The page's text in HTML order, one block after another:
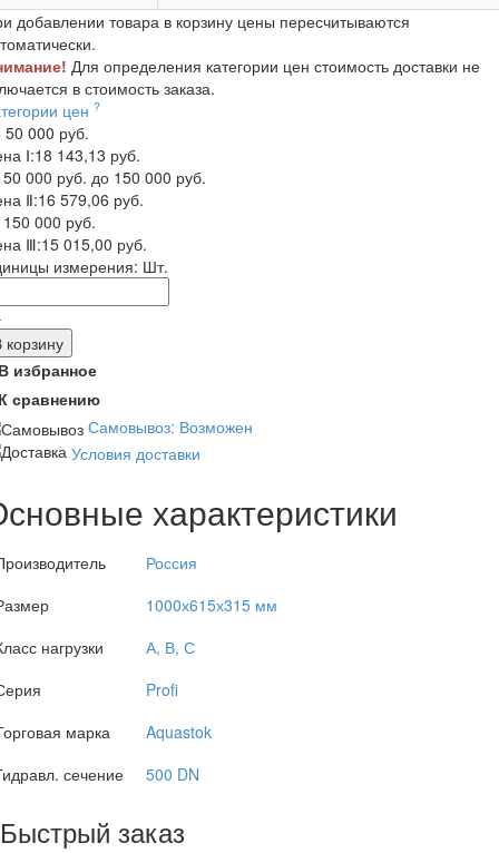
добавлении товара в корзину цены пересчитываются
Для определения категории цен стоимость доставки не
в стоимость заказа.
цен ?
50 000 руб.
Ⅰ:18 143,13 руб.
50 000 руб. до 150 000 руб.
Ⅱ:16 579,06 руб.
150 000 руб.
Ⅲ:15 015,00 руб.
измерения: Шт.
корзину
избранное
сравнению
Самовывоз: Возможен
Условия доставки
характеристики
Россия
1000х615х315 мм
нагрузки
А, В, С
Profi
марка
Aquastok
сечение
500 DN
Быстрый заказ